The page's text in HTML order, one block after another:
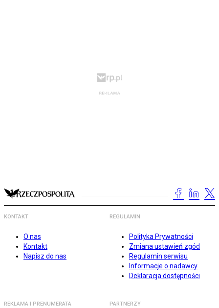
KONTAKT
O nas
Kontakt
Napisz do nas
REGULAMIN
Polityka Prywatności
Zmiana ustawień zgód
Regulamin serwisu
Informacje o nadawcy
Deklaracja dostępności
REKLAMA I PRENUMERATA PARTNERZY